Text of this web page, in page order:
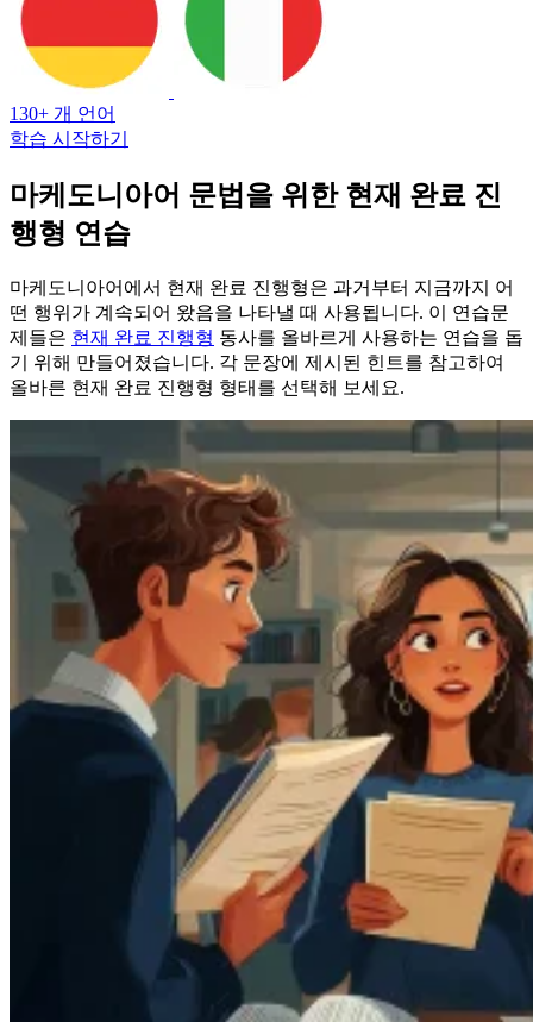
130+ 개 언어
학습 시작하기
마케도니아어 문법을 위한 현재 완료 진
행형 연습
마케도니아어에서 현재 완료 진행형은 과거부터 지금까지 어
떤 행위가 계속되어 왔음을 나타낼 때 사용됩니다. 이 연습문
제들은 현재 완료 진행형 동사를 올바르게 사용하는 연습을 돕
기 위해 만들어졌습니다. 각 문장에 제시된 힌트를 참고하여
올바른 현재 완료 진행형 형태를 선택해 보세요.